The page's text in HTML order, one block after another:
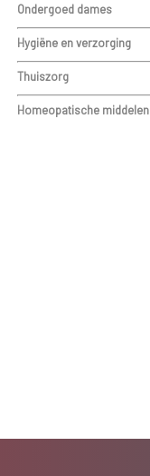
Ondergoed dames
Hygiëne en verzorging
Thuiszorg
Homeopatische middelen